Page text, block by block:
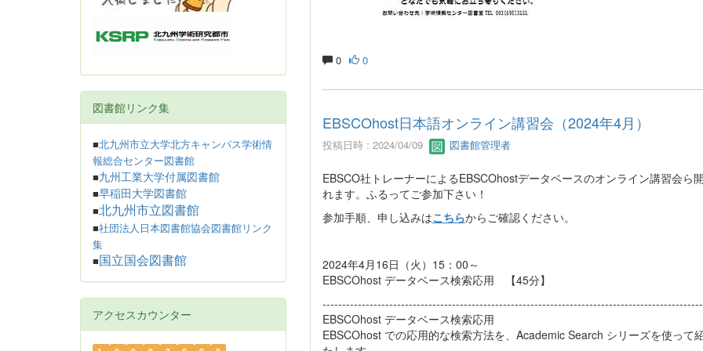
0 0
EBSCOhost日本語オンライン講習会（2024年4月）
投稿日時 : 2024/04/09 図書館管理者
EBSCO社トレーナーによるEBSCOhostデータベースのオンライン講習会ら
れます。ふるってご参加下さい！
参加手順、申し込みはこちらからご確認ください。
2024年4月16日（火）15：00～
EBSCOhost データベース検索応用 【45分】
EBSCOhost データベース検索応用
EBSCOhost での応用的な検索方法を、Academic Search シリーズを使って
図書館リンク集
■北九州市立大学北方キャンパス学術情
報総合センター図書館
■九州工業大学付属図書館
■早稲田大学図書館
■北九州市立図書館
■社団法人日本図書館協会図書館リンク
集
■ 国立国会図書館
アクセスカウンター